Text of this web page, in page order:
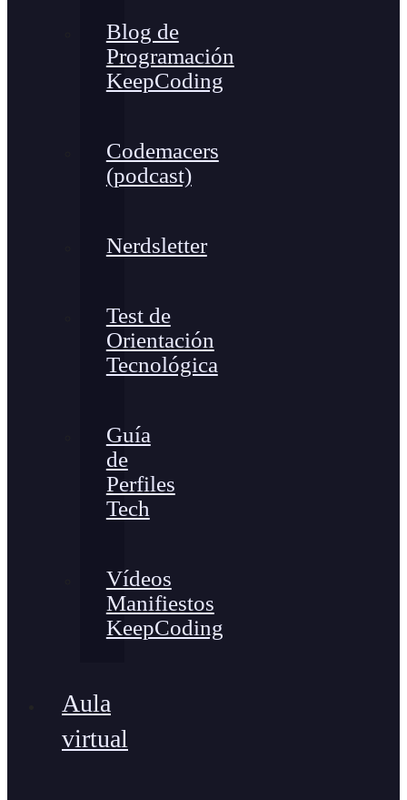
Blog de
Programación
KeepCoding
Codemacers
(podcast)
Nerdsletter
Test de
Orientación
Tecnológica
Guía
de
Perfiles
Tech
Vídeos
Manifiestos
KeepCoding
Aula
virtual